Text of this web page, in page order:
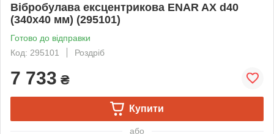
Вібробулава ексцентрикова ENAR AX d40
(340х40 мм) (295101)
Готово до відправки
Код: 295101
Роздріб
7 733 ₴
Купити
або